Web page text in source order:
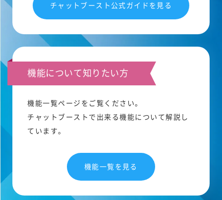
チャットブースト公式ガイドを見る
機能について知りたい方
機能一覧ページをご覧ください。
チャットブーストで出来る機能について解説し
ています。
機能一覧を見る